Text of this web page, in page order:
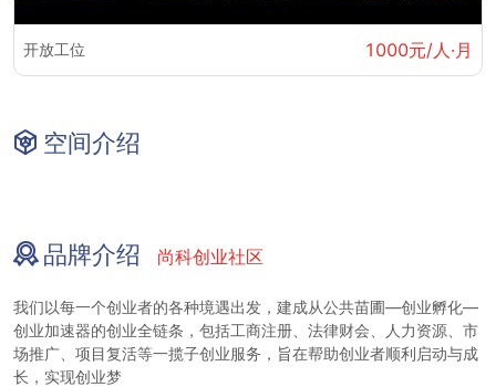
开放工位 1000元/人·月
空间介绍
品牌介绍 尚科创业社区
我们以每一个创业者的各种境遇出发，建成从公共苗圃—创业孵化—
创业加速器的创业全链条，包括工商注册、法律财会、人力资源、市
场推广、项目复活等一揽子创业服务，旨在帮助创业者顺利启动与成
长，实现创业梦